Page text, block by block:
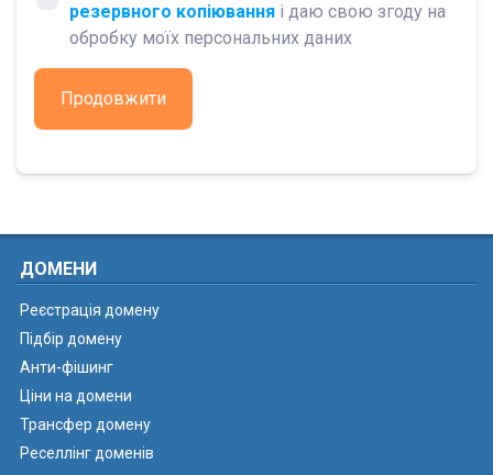
Продовжити
резервного копіювання і даю свою згоду на
обробку моїх персональних даних
ДОМЕНИ
Реєстрація домену
Підбір домену
Анти-фішинг
Ціни на домени
Трансфер домену
Реселлінг доменів